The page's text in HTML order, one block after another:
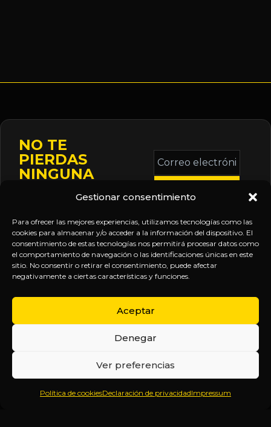
Gestionar consentimiento
Para ofrecer las mejores experiencias, utilizamos tecnologías como las
cookies para almacenar y/o acceder a la información del dispositivo. El
consentimiento de estas tecnologías nos permitirá procesar datos como
el comportamiento de navegación o las identificaciones únicas en este
sitio. No consentir o retirar el consentimiento, puede afectar
negativamente a ciertas características y funciones.
Aceptar
Denegar
Ver preferencias
Política de cookiesDeclaración de privacidadImpressum
NO TE
PIERDAS
NINGUNA
Mantente informado
sobre la agenda de
eventos, nuevas
publicaciones y
actualizaciones de tu
suscripción.
Correo
electrónico
*
Inicio
Sobre
Política
de
SÍGUENOS